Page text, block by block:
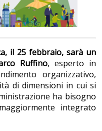
il 25 febbraio, sarà un
Ruffino, esperto in
organizzativo,
di dimensioni in cui si
ha bisogno
integrato